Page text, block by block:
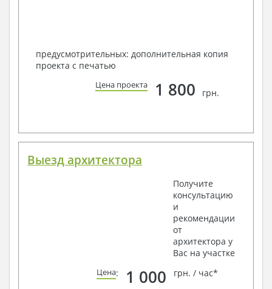
предусмотрительных: дополнительная копия
проекта с печатью
Цена проекта 1 800 грн.
Выезд архитектора
Получите
консультацию
и
рекомендации
от
архитектора у
Вас на участке
Цена: 1 000 грн. / час*